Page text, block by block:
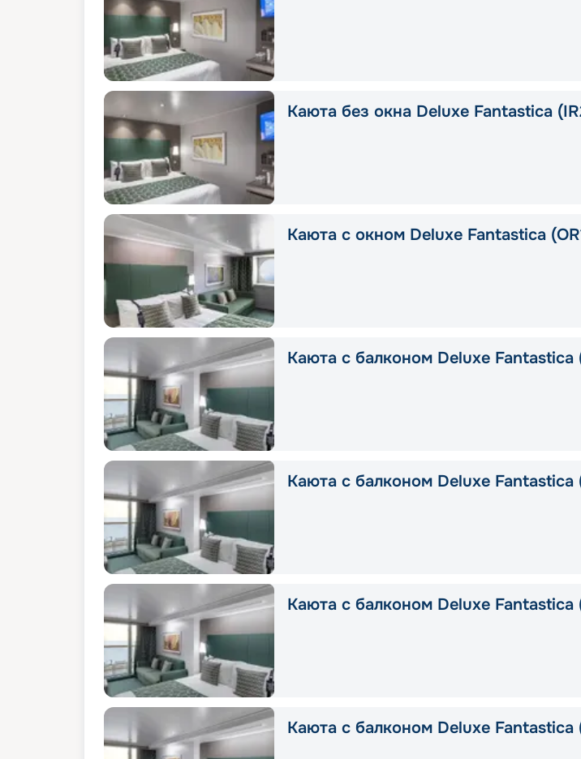
Каюта без окна Deluxe Fantastica
Каюта с окном Deluxe Fantastica
Каюта с балконом Deluxe Fantastica
Каюта с балконом Deluxe Fantastica
Каюта с балконом Deluxe Fantastica
Каюта с балконом Deluxe Fantastica